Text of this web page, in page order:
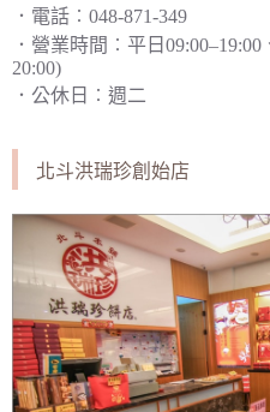
．電話︰048-871-349
．營業時間︰平日
20:00)
．公休日︰週二
北斗洪瑞珍創始店